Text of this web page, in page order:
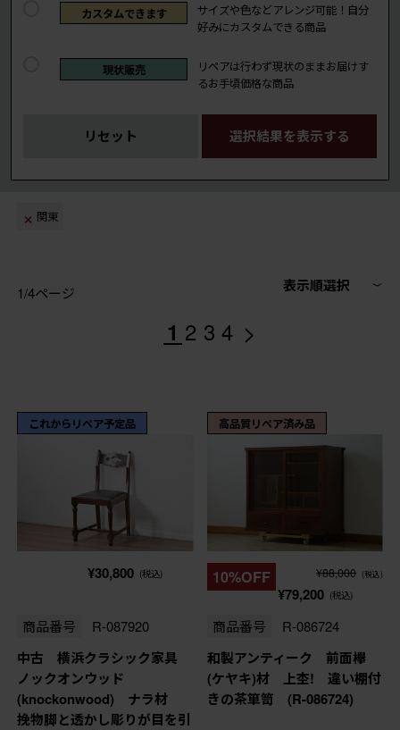
カスタムできます
サイズや色などアレンジ可能！自分
好みにカスタムできる商品
現状販売
リペアは行わず現状のままお届けす
るお手頃価格な商品
リセット 選択結果を表示する
関東
1/4ページ 表示順選択
1 2 3 4 >
これからリペア予定品
¥30,800 (税込)
商品番号 R-087920
中古 横浜クラシック家具
ノックオンウッド
(knockonwood) ナラ材
挽物脚と透かし彫りが目を引
高品質リペア済み品
10%OFF ¥88,000 (税込)
¥79,200 (税込)
商品番号 R-086724
和製アンティーク 前面欅
(ケヤキ)材 上杢! 違い棚付
きの茶箪笥 (R-086724)